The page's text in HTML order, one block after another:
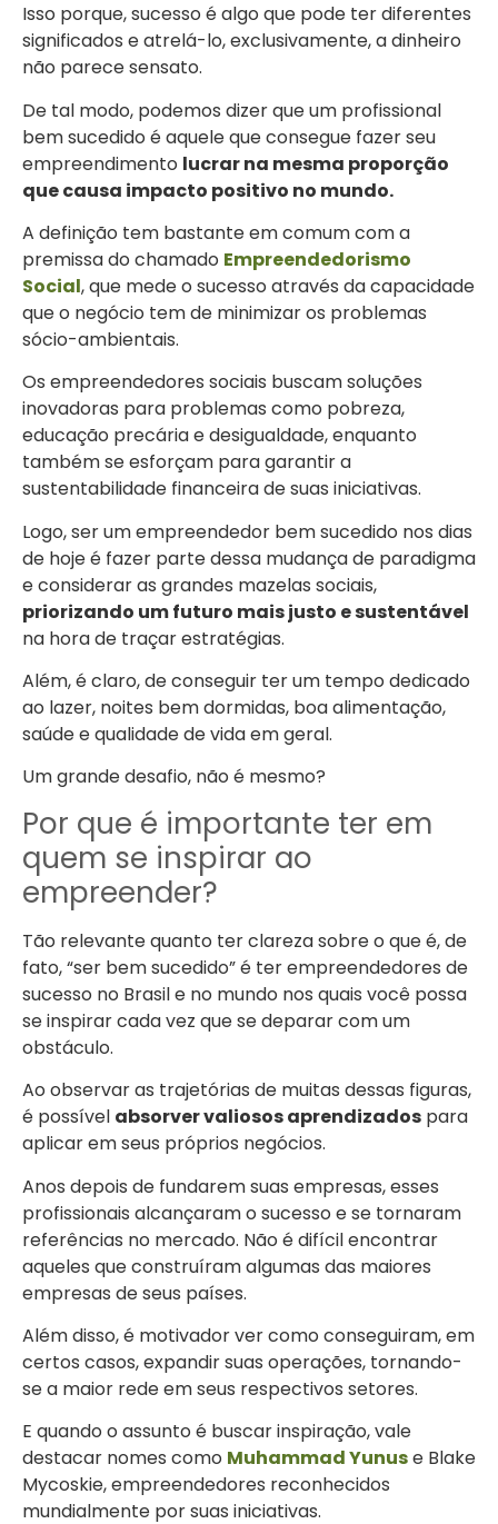
Isso porque, sucesso é algo que pode ter diferentes
significados e atrelá-lo, exclusivamente, a dinheiro
não parece sensato.
De tal modo, podemos dizer que um profissional
bem sucedido é aquele que consegue fazer seu
empreendimento lucrar na mesma proporção
que causa impacto positivo no mundo.
A definição tem bastante em comum com a
premissa do chamado Empreendedorismo
Social, que mede o sucesso através da capacidade
que o negócio tem de minimizar os problemas
sócio-ambientais.
Os empreendedores sociais buscam soluções
inovadoras para problemas como pobreza,
educação precária e desigualdade, enquanto
também se esforçam para garantir a
sustentabilidade financeira de suas iniciativas.
Logo, ser um empreendedor bem sucedido nos dias
de hoje é fazer parte dessa mudança de paradigma
e considerar as grandes mazelas sociais,
priorizando um futuro mais justo e sustentável
na hora de traçar estratégias.
Além, é claro, de conseguir ter um tempo dedicado
ao lazer, noites bem dormidas, boa alimentação,
saúde e qualidade de vida em geral.
Um grande desafio, não é mesmo?
Por que é importante ter em
quem se inspirar ao
empreender?
Tão relevante quanto ter clareza sobre o que é, de
fato, “ser bem sucedido” é ter empreendedores de
sucesso no Brasil e no mundo nos quais você possa
se inspirar cada vez que se deparar com um
obstáculo.
Ao observar as trajetórias de muitas dessas figuras,
é possível absorver valiosos aprendizados para
aplicar em seus próprios negócios.
Anos depois de fundarem suas empresas, esses
profissionais alcançaram o sucesso e se tornaram
referências no mercado. Não é difícil encontrar
aqueles que construíram algumas das maiores
empresas de seus países.
Além disso, é motivador ver como conseguiram, em
certos casos, expandir suas operações, tornando-
se a maior rede em seus respectivos setores.
E quando o assunto é buscar inspiração, vale
destacar nomes como Muhammad Yunuse Blake
Mycoskie, empreendedores reconhecidos
mundialmente por suas iniciativas.